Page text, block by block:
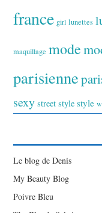
france girl lunettes
maquillage mode
parisienne
sexy street style style
Le blog de Denis
My Beauty Blog
Poivre Bleu